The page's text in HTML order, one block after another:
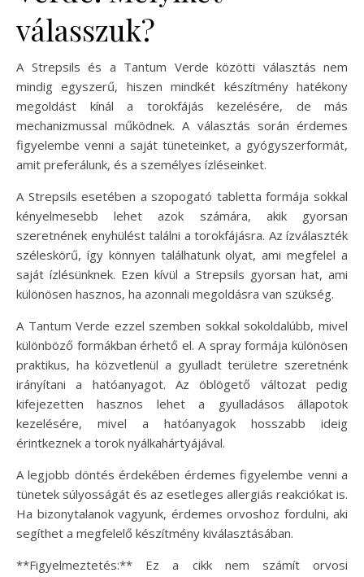
válasszuk?
A Strepsils és a Tantum Verde közötti választás nem
mindig egyszerű, hiszen mindkét készítmény hatékony
megoldást kínál a torokfájás kezelésére, de más
mechanizmussal működnek. A választás során érdemes
figyelembe venni a saját tüneteinket, a gyógyszerformát,
amit preferálunk, és a személyes ízléseinket.
A Strepsils esetében a szopogató tabletta formája sokkal
kényelmesebb lehet azok számára, akik gyorsan
szeretnének enyhülést találni a torokfájásra. Az ízválaszték
széleskörű, így könnyen találhatunk olyat, ami megfelel a
saját ízlésünknek. Ezen kívül a Strepsils gyorsan hat, ami
különösen hasznos, ha azonnali megoldásra van szükség.
A Tantum Verde ezzel szemben sokkal sokoldalúbb, mivel
különböző formákban érhető el. A spray formája különösen
praktikus, ha közvetlenül a gyulladt területre szeretnénk
irányítani a hatóanyagot. Az öblögető változat pedig
kifejezetten hasznos lehet a gyulladásos állapotok
kezelésére, mivel a hatóanyagok hosszabb ideig
érintkeznek a torok nyálkahártyájával.
A legjobb döntés érdekében érdemes figyelembe venni a
tünetek súlyosságát és az esetleges allergiás reakciókat is.
Ha bizonytalanok vagyunk, érdemes orvoshoz fordulni, aki
segíthet a megfelelő készítmény kiválasztásában.
**Figyelmeztetés:** Ez a cikk nem számít orvosi